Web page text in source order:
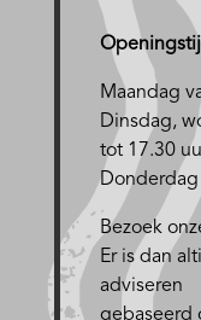
Maandag
Dinsdag,
tot 17.30
Bezoek
Er is dan
adviseren
gebaseerd